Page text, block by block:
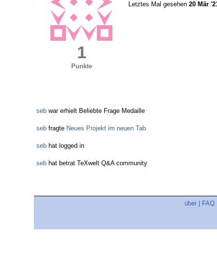
1
Punkte
Letztes Mal gesehen 20 Mär
seb war erhielt Beliebte Frage Medaille
seb fragte Neues Projekt im neuen Tab
seb hat logged in
seb hat betrat TeXwelt Q&A community
über FAQ